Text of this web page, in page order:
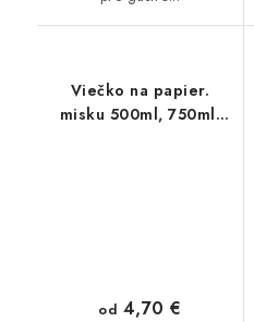
Viečko na papier.
misku 500ml, 750ml,
od 4,70 €